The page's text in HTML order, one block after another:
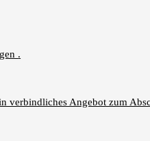
.
Angebot zum